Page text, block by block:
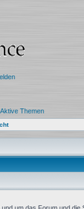
Aktive Themen